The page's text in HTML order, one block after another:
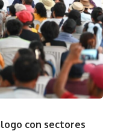
con sectores